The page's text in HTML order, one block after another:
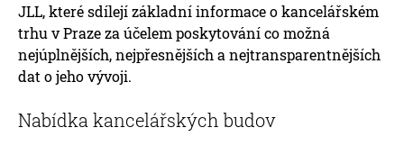
JLL, které sdílejí základní informace o kancelářském
trhu v Praze za účelem poskytování co možná
nejúplnějších, nejpřesnějších a nejtransparentnějších
dat o jeho vývoji.
Nabídka kancelářských budov